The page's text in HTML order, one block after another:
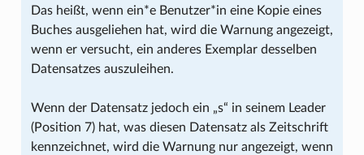
Das heißt, wenn ein*e Benutzer*in eine Kopie eines
Buches ausgeliehen hat, wird die Warnung angezeigt,
wenn er versucht, ein anderes Exemplar desselben
Datensatzes auszuleihen.
Wenn der Datensatz jedoch ein „s“ in seinem Leader
(Position 7) hat, was diesen Datensatz als Zeitschrift
kennzeichnet, wird die Warnung nur angezeigt, wenn